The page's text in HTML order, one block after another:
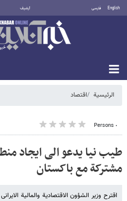
English فارسی أرشيف
الرئيسية اقتصاد
٠ Persons
طیب نیا یدعو الی ایجاد
مشترکة مع باکستان
اقترح وزیر الشؤون الاقتصادیة والمالیة